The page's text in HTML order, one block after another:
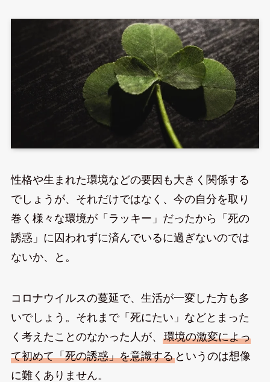
性格や生まれた環境などの要因も大きく関係する
でしょうが、それだけではなく、今の自分を取り
巻く様々な環境が「ラッキー」だったから「死の
誘惑」に囚われずに済んでいるに過ぎないのでは
ないか、と。
コロナウイルスの蔓延で、生活が一変した方も多
いでしょう。それまで「死にたい」などとまった
く考えたことのなかった人が、 環境の激変によっ
て初めて「死の誘惑」を意識するというのは想像
に難くありません。